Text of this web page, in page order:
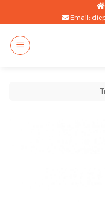
qua
dung
Email: